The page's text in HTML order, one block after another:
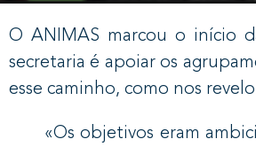
O ANIMAS marcou o início
secretaria é apoiar os
esse caminho, como nos
«Os objetivos eram